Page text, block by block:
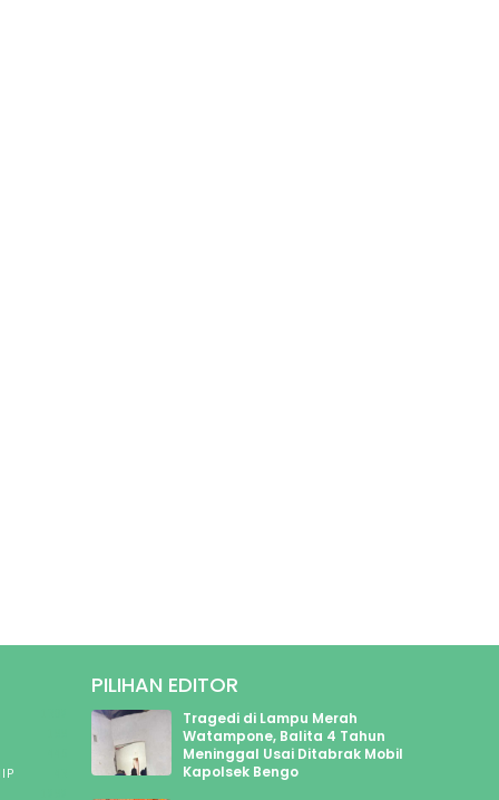
PILIHAN EDITOR
Tragedi di Lampu Merah
Watampone, Balita 4 Tahun
Meninggal Usai Ditabrak Mobil
Kapolsek Bengo